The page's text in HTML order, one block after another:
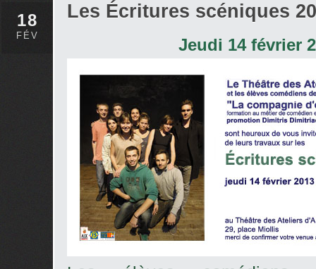
18
FÉV
Les Écritures scéniques
Jeudi 14 février